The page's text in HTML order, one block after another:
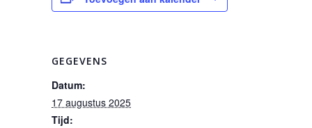
GEGEVENS
Datum:
17 augustus 2025
Tijd: